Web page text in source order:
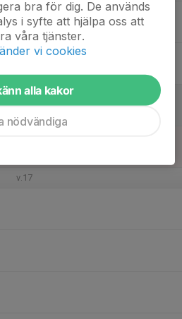
v.17
bra för dig. De används
i syfte att hjälpa oss att
våra tjänster.
vi cookies
alla kakor
nödvändiga